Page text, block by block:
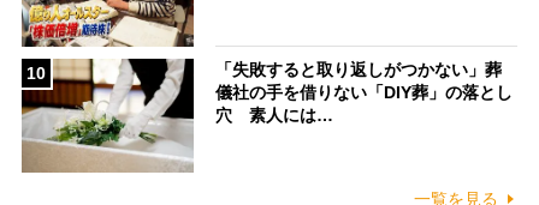
10
「失敗すると取り返しがつかない」葬
儀社の手を借りない「DIY葬」の落とし
穴 素人には…
一覧を見る